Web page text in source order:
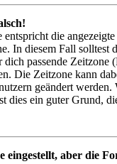
die
In diesem Fall solltest
dich passende Zeitzone
Die Zeitzone kann
geändert
dies ein guter Grund,
eingestellt, aber die